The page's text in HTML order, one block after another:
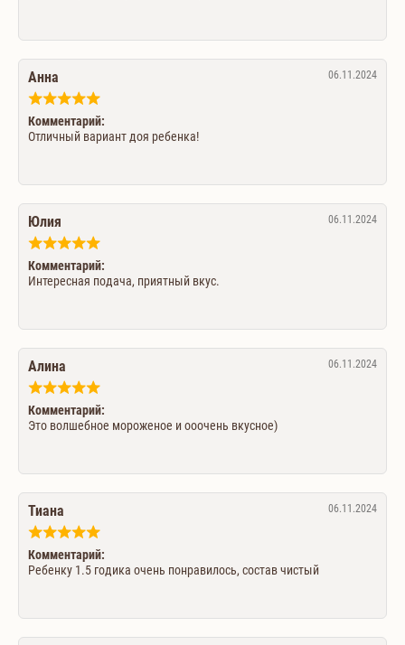
06.11.2024
Анна
Комментарий:
Отличный вариант доя ребенка!
06.11.2024
Юлия
Комментарий:
Интересная подача, приятный вкус.
06.11.2024
Алина
Комментарий:
Это волшебное мороженое и ооочень вкусное)
06.11.2024
Тиана
Комментарий:
Ребенку 1.5 годика очень понравилось, состав чистый